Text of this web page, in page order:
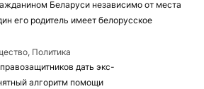
Беларуси независимо от места
его родитель имеет белорусское
Политика
дать экс-
алгоритм помощи